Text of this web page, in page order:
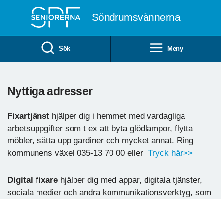
Söndrumsvännerna
Sök Meny
Nyttiga adresser
Fixartjänst hjälper dig i hemmet med vardagliga
arbetsuppgifter som t ex att byta glödlampor, flytta
möbler, sätta upp gardiner och mycket annat. Ring
kommunens växel 035-13 70 00 eller Tryck här>>
Digital fixare hjälper dig med appar, digitala tjänster,
sociala medier och andra kommunikationsverktyg, som